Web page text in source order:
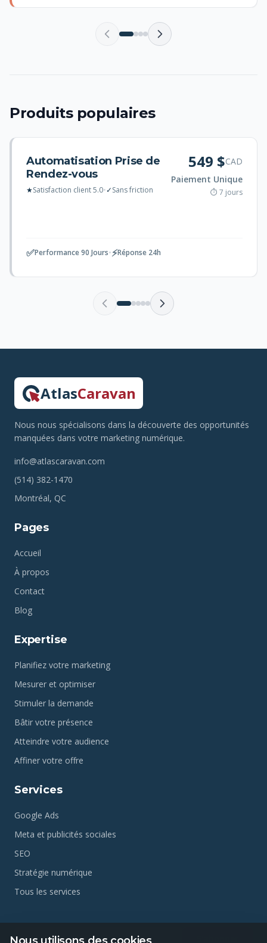
Produits populaires
Automatisation Prise de
Rendez-vous
★Satisfaction client 5.0•✓Sans friction
549 $CAD
Paiement Unique
⏱ 7 jours
✅Performance 90 Jours•⚡Réponse 24h
AtlasCaravan
Nous nous spécialisons dans la découverte des opportunités
manquées dans votre marketing numérique.
info@atlascaravan.com
(514) 382-1470
Montréal, QC
Pages
Accueil
À propos
Contact
Blog
Expertise
Planifiez votre marketing
Mesurer et optimiser
Stimuler la demande
Bâtir votre présence
Atteindre votre audience
Affiner votre offre
Services
Google Ads
Meta et publicités sociales
SEO
Stratégie numérique
Tous les services